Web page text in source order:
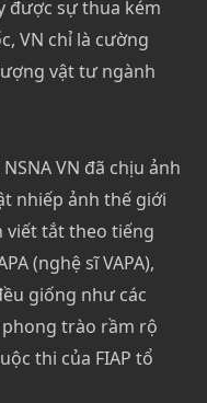
được sự thua kém
VN chỉ là cường
vật tư ngành
VN đã chịu ảnh
nhiếp ảnh thế giới
viết tắt theo tiếng
(nghệ sĩ VAPA),
giống như các
phong trào rầm rộ
thi của FIAP tổ